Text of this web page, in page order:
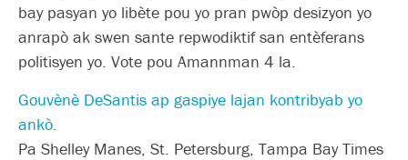
bay pasyan yo libète pou yo pran pwòp desizyon yo
anrapò ak swen sante repwodiktif san entèferans
politisyen yo. Vote pou Amannman 4 la.
Gouvènè DeSantis ap gaspiye lajan kontribyab yo
ankò.
Pa Shelley Manes, St. Petersburg, Tampa Bay Times